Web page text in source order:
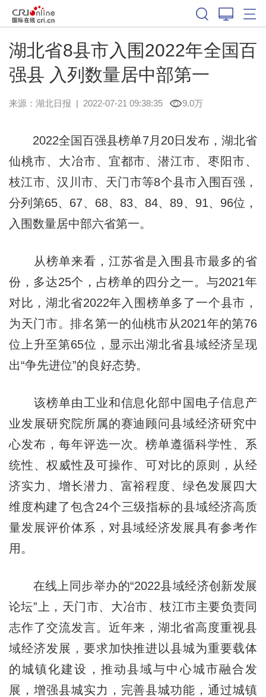
湖北省8县市入围2022年全国百
强县 入列数量居中部第一
来源： 湖北日报 | 2022-07-21 09:38:35 9.0万
2022全国百强县榜单7月20日发布，湖北省
仙桃市、大冶市、宜都市、潜江市、枣阳市、
枝江市、汉川市、天门市等8个县市入围百强，
分列第65、67、68、83、84、89、91、96位，
入围数量居中部六省第一。
从榜单来看，江苏省是入围县市最多的省
份，多达25个，占榜单的四分之一。与2021年
对比，湖北省2022年入围榜单多了一个县市，
为天门市。排名第一的仙桃市从2021年的第76
位上升至第65位，显示出湖北省县域经济呈现
出“争先进位”的良好态势。
该榜单由工业和信息化部中国电子信息产
业发展研究院所属的赛迪顾问县域经济研究中
心发布，每年评选一次。榜单遵循科学性、系
统性、权威性及可操作、可对比的原则，从经
济实力、增长潜力、富裕程度、绿色发展四大
维度构建了包含24个三级指标的县域经济高质
量发展评价体系，对县域经济发展具有参考作
用。
在线上同步举办的“2022县域经济创新发展
论坛”上，天门市、大冶市、枝江市主要负责同
志作了交流发言。近年来，湖北省高度重视县
域经济发展，要求加快推进以县城为重要载体
的城镇化建设，推动县域与中心城市融合发
展，增强县城实力，完善县城功能，通过城镇